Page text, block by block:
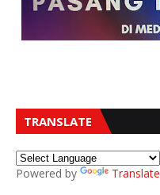
TRANSLATE
Powered by Translate